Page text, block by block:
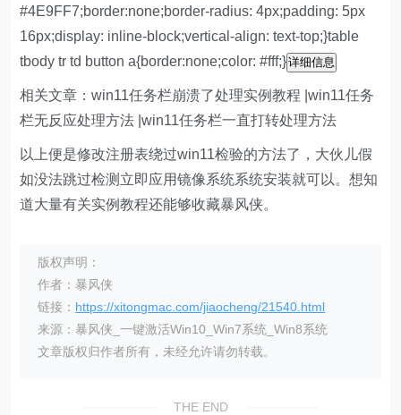
#4E9FF7;border:none;border-radius: 4px;padding: 5px
16px;display: inline-block;vertical-align: text-top;}table
tbody tr td button a{border:none;color: #fff;}详细信息
相关文章：win11任务栏崩溃了处理实例教程 |win11任务
栏无反应处理方法 |win11任务栏一直打转处理方法
以上便是修改注册表绕过win11检验的方法了，大伙儿假
如没法跳过检测立即应用镜像系统系统安装就可以。想知
道大量有关实例教程还能够收藏暴风侠。
版权声明：
作者：暴风侠
链接： https://xitongmac.com/jiaocheng/21540.html
来源：暴风侠_一键激活Win10_Win7系统_Win8系统
文章版权归作者所有，未经允许请勿转载。
THE END